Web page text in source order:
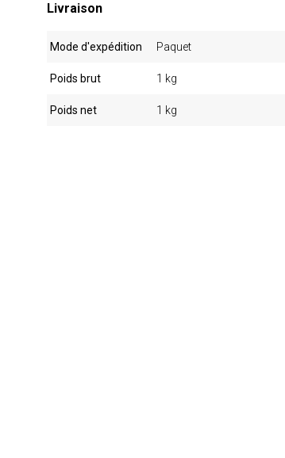
Livraison
Mode d'expédition Paquet
Poids brut 1 kg
Poids net 1 kg